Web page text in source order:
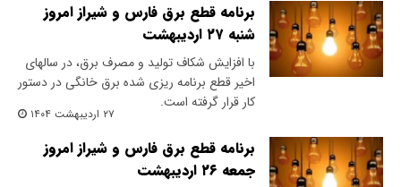
برنامه قطع برق فارس و شیراز امروز
شنبه ۲۷ اردیبهشت
با افزایش شکاف تولید و مصرف برق، در سالهای
اخیر قطع برنامه ریزی شده برق خانگی در دستور
کار قرار گرفته است.
۲۷ اردیبهشت ۱۴۰۴
برنامه قطع برق فارس و شیراز امروز
جمعه ۲۶ اردیبهشت